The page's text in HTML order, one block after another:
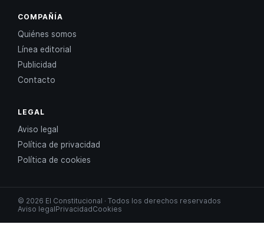
COMPAÑÍA
Quiénes somos
Línea editorial
Publicidad
Contacto
LEGAL
Aviso legal
Política de privacidad
Política de cookies
© 2026 El Constitucional · Todos los derechos reservados
Aviso legalPrivacidadCookies